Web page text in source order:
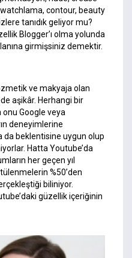
contour, beauty
tanıdık geliyor mu?
Blogger’ı olma yolunda
girmişsiniz demektir.
ve makyaja olan
aşikâr. Herhangi bir
Google veya
deneyimlerine
da beklentisine uygun olup
Hatta Youtube’da
her geçen yıl
%50’den
biliniyor.
güzellik içeriğinin